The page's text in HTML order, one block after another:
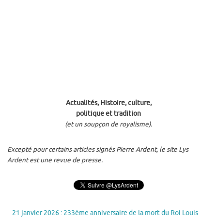
Actualités, Histoire, culture,
politique et tradition
(et un soupçon de royalisme).
Excepté pour certains articles signés Pierre Ardent, le site Lys
Ardent est une revue de presse.
21 janvier 2026 : 233ème anniversaire de la mort du Roi Louis